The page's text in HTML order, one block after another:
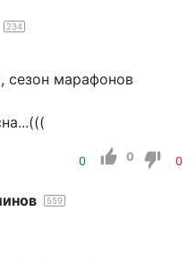
234
сезон марафонов
0 0 0
559